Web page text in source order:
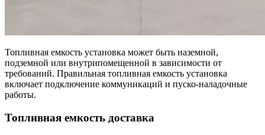
Топливная емкость установка может быть наземной,
подземной или внутрипомещенной в зависимости от
требований. Правильная топливная емкость установка
включает подключение коммуникаций и пуско-наладочные
работы.
Топливная емкость доставка